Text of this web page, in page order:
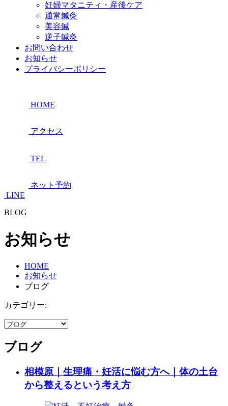
妊婦マタニティ・産後ケア
通常鍼灸
美容鍼
逆子鍼灸
お問い合わせ
お知らせ
プライバシーポリシー
HOME
アクセス
TEL
ネット予約
LINE
BLOG
お知らせ
HOME
お知らせ
ブログ
カテゴリー:
ブログ
相模原｜生理痛・妊活に悩む方へ｜体の土台
から整えるという考え方